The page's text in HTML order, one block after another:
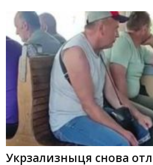
Укрзализныця снова